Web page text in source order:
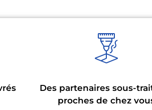
Des partenaires sous-
proches de chez